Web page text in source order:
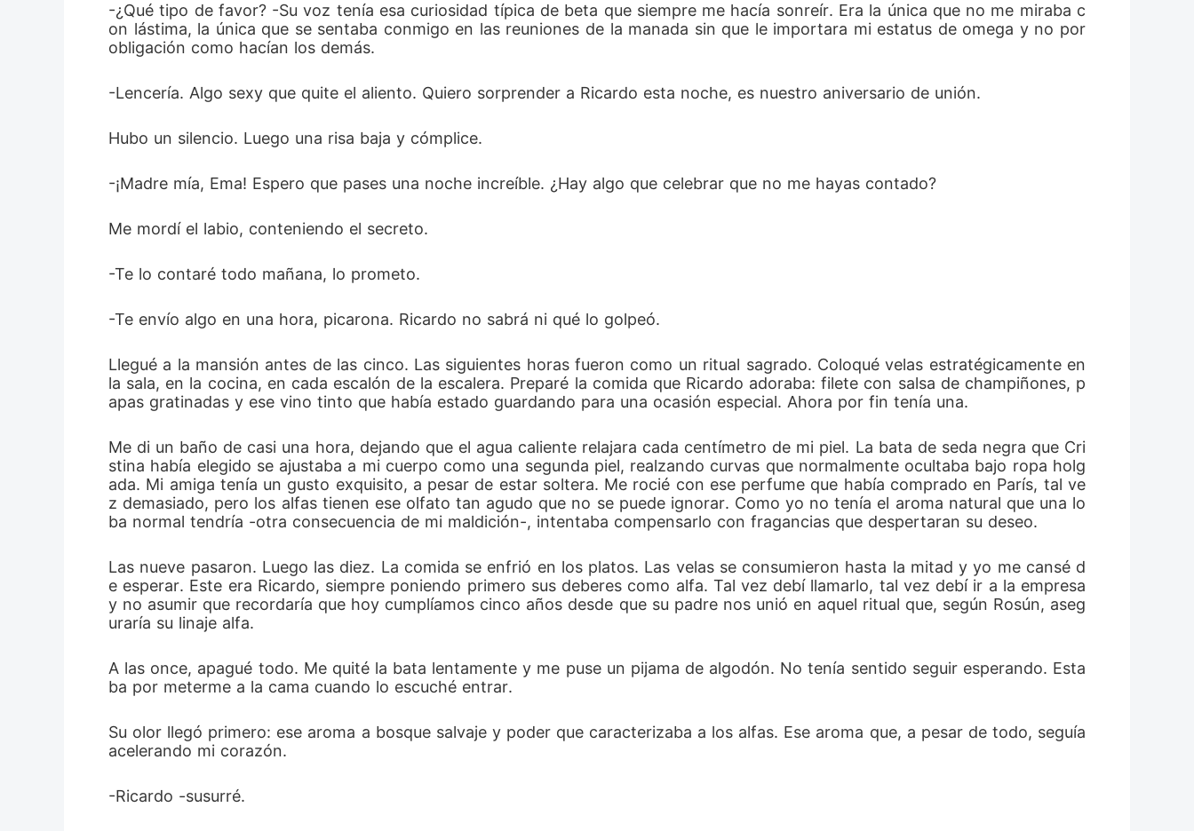
-¿Qué tipo de favor? -Su voz tenía esa curiosidad típica de beta que siempre me hacía sonreír. Era la única que no me miraba c
on lástima, la única que se sentaba conmigo en las reuniones de la manada sin que le importara mi estatus de omega y no por
obligación como hacían los demás.
-Lencería. Algo sexy que quite el aliento. Quiero sorprender a Ricardo esta noche, es nuestro aniversario de unión.
Hubo un silencio. Luego una risa baja y cómplice.
-¡Madre mía, Ema! Espero que pases una noche increíble. ¿Hay algo que celebrar que no me hayas contado?
Me mordí el labio, conteniendo el secreto.
-Te lo contaré todo mañana, lo prometo.
-Te envío algo en una hora, picarona. Ricardo no sabrá ni qué lo golpeó.
Llegué a la mansión antes de las cinco. Las siguientes horas fueron como un ritual sagrado. Coloqué velas estratégicamente en
la sala, en la cocina, en cada escalón de la escalera. Preparé la comida que Ricardo adoraba: filete con salsa de champiñones, p
apas gratinadas y ese vino tinto que había estado guardando para una ocasión especial. Ahora por fin tenía una.
Me di un baño de casi una hora, dejando que el agua caliente relajara cada centímetro de mi piel. La bata de seda negra que Cri
stina había elegido se ajustaba a mi cuerpo como una segunda piel, realzando curvas que normalmente ocultaba bajo ropa holg
ada. Mi amiga tenía un gusto exquisito, a pesar de estar soltera. Me rocié con ese perfume que había comprado en París, tal ve
z demasiado, pero los alfas tienen ese olfato tan agudo que no se puede ignorar. Como yo no tenía el aroma natural que una lo
ba normal tendría -otra consecuencia de mi maldición-, intentaba compensarlo con fragancias que despertaran su deseo.
Las nueve pasaron. Luego las diez. La comida se enfrió en los platos. Las velas se consumieron hasta la mitad y yo me cansé d
e esperar. Este era Ricardo, siempre poniendo primero sus deberes como alfa. Tal vez debí llamarlo, tal vez debí ir a la empresa
y no asumir que recordaría que hoy cumplíamos cinco años desde que su padre nos unió en aquel ritual que, según Rosún, aseg
uraría su linaje alfa.
A las once, apagué todo. Me quité la bata lentamente y me puse un pijama de algodón. No tenía sentido seguir esperando. Esta
ba por meterme a la cama cuando lo escuché entrar.
Su olor llegó primero: ese aroma a bosque salvaje y poder que caracterizaba a los alfas. Ese aroma que, a pesar de todo, seguía
acelerando mi corazón.
-Ricardo -susurré.